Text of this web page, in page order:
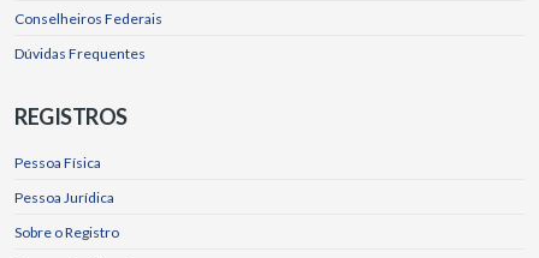
Conselheiros Federais
Dúvidas Frequentes
REGISTROS
Pessoa Física
Pessoa Jurídica
Sobre o Registro